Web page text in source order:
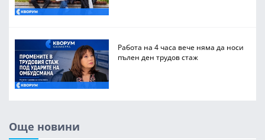
Работа на 4 часа вече няма да носи
пълен ден трудов стаж
Още новини